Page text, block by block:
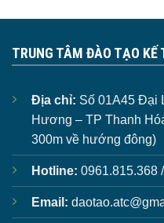
TRUNG TÂM ĐÀO TẠO
Địa chỉ: Số 01A45 Đại
Hương – TP Thanh
300m về hướng đông)
Hotline: 0961.815.368
Email: